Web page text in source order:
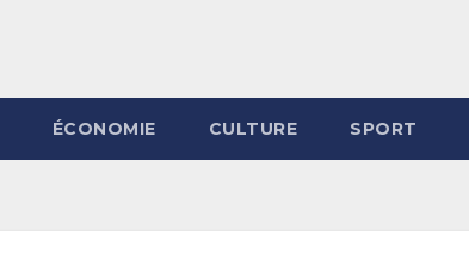
ÉCONOMIE CULTURE SPORT